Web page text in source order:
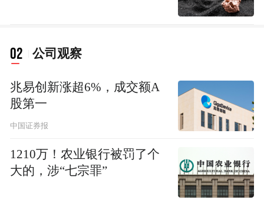
02 公司观察
兆易创新涨超6%，成交额A
股第一
中国证券报
1210万！农业银行被罚了个
大的，涉“七宗罪”